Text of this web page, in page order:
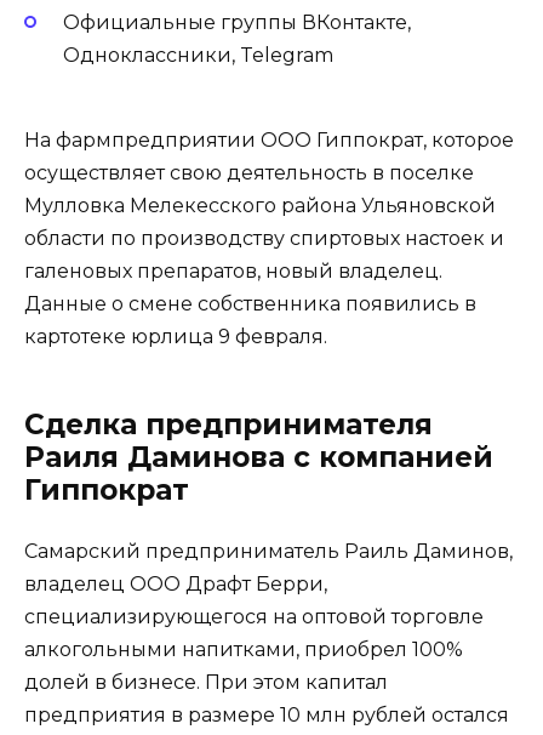
Официальные группы ВКонтакте,
Одноклассники, Telegram
На фармпредприятии ООО Гиппократ, которое
осуществляет свою деятельность в поселке
Мулловка Мелекесского района Ульяновской
области по производству спиртовых настоек и
галеновых препаратов, новый владелец.
Данные о смене собственника появились в
картотеке юрлица 9 февраля.
Сделка предпринимателя
Раиля Даминова с компанией
Гиппократ
Самарский предприниматель Раиль Даминов,
владелец ООО Драфт Берри,
специализирующегося на оптовой торговле
алкогольными напитками, приобрел 100%
долей в бизнесе. При этом капитал
предприятия в размере 10 млн рублей остался